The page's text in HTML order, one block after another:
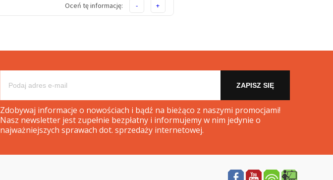
Oceń tę informację: - +
ZAPISZ SIĘ
Zdobywaj informacje o nowościach i bądź na bieżąco z naszymi promocjami!
Nasz newsletter jest zupełnie bezpłatny i informujemy w nim jedynie o
najważniejszych sprawach dot. sprzedaży internetowej.